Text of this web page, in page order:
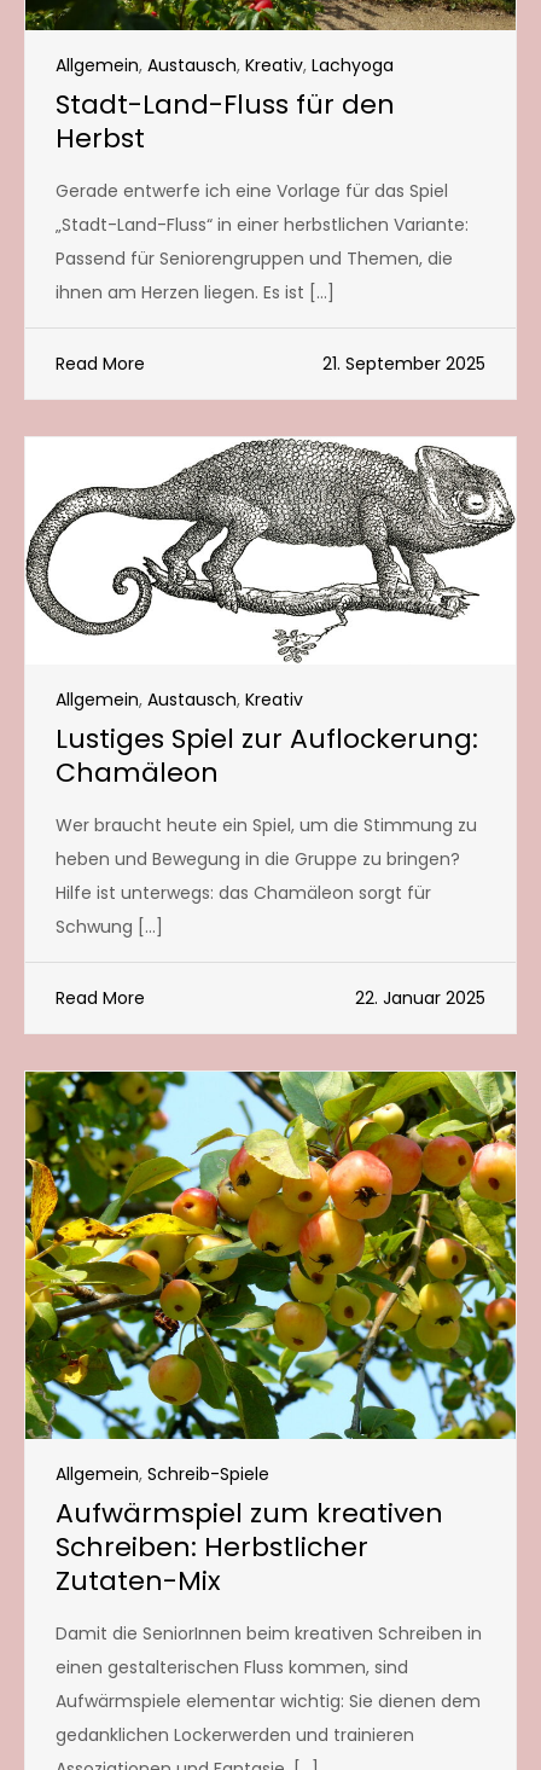
Allgemein, Austausch, Kreativ, Lachyoga
Stadt-Land-Fluss für den
Herbst
Gerade entwerfe ich eine Vorlage für das Spiel
„Stadt-Land-Fluss“ in einer herbstlichen Variante:
Passend für Seniorengruppen und Themen, die
ihnen am Herzen liegen. Es ist […]
Read More 21. September 2025
Allgemein, Austausch, Kreativ
Lustiges Spiel zur Auflockerung:
Chamäleon
Wer braucht heute ein Spiel, um die Stimmung zu
heben und Bewegung in die Gruppe zu bringen?
Hilfe ist unterwegs: das Chamäleon sorgt für
Schwung […]
Read More 22. Januar 2025
Allgemein, Schreib-Spiele
Aufwärmspiel zum kreativen
Schreiben: Herbstlicher
Zutaten-Mix
Damit die SeniorInnen beim kreativen Schreiben in
einen gestalterischen Fluss kommen, sind
Aufwärmspiele elementar wichtig: Sie dienen dem
gedanklichen Lockerwerden und trainieren